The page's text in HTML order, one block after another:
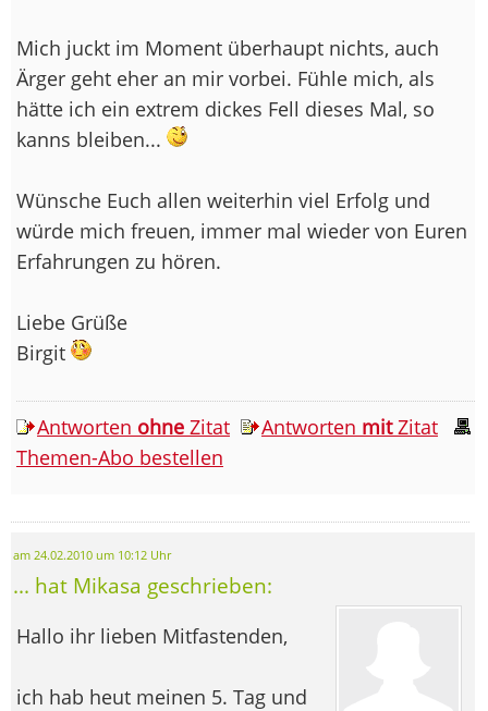
Mich juckt im Moment überhaupt nichts, auch
Ärger geht eher an mir vorbei. Fühle mich, als
hätte ich ein extrem dickes Fell dieses Mal, so
kanns bleiben...
Wünsche Euch allen weiterhin viel Erfolg und
würde mich freuen, immer mal wieder von Euren
Erfahrungen zu hören.
Liebe Grüße
Birgit
Antworten ohne Zitat Antworten mitZitat
Themen-Abo bestellen
am 24.02.2010 um 10:12 Uhr
... hat Mikasa geschrieben:
Hallo ihr lieben Mitfastenden,
ich hab heut meinen 5. Tag und